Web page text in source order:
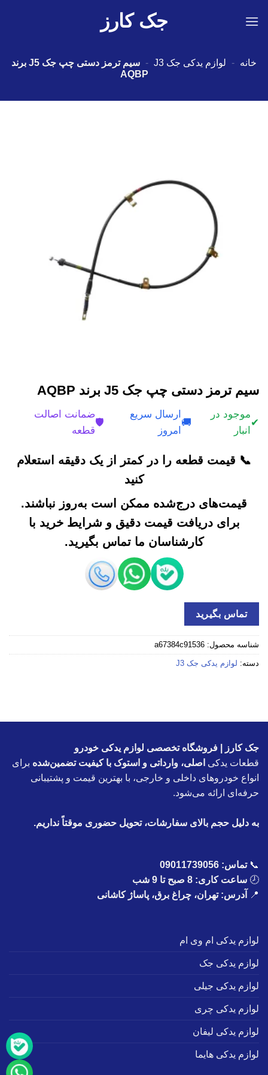
جک کارز
خانه - لوازم یدکی جک J3 -
سیم ترمز دستی چپ جک J5 برند
AQBP
سیم ترمز دستی چپ جک J5 برند AQBP
✔
موجود در
انبار
🚚
ارسال سریع
امروز
🛡️
ضمانت اصالت
قطعه
📞 قیمت قطعه را در کمتر از یک دقیقه استعلام
کنید
قیمت‌های درج‌شده ممکن است به‌روز نباشند.
برای دریافت قیمت دقیق و شرایط خرید با
کارشناسان ما تماس بگیرید.
تماس بگیرید
شناسه محصول: a67384c91536
دسته: لوازم یدکی جک J3
جک کارز | فروشگاه تخصصی لوازم یدکی خودرو
قطعات یدکی اصلی، وارداتی و استوک با کیفیت تضمین‌شده برای
انواع خودروهای داخلی و خارجی، با بهترین قیمت و پشتیبانی
حرفه‌ای ارائه می‌شود.
به دلیل حجم بالای سفارشات، تحویل حضوری موقتاً نداریم.
📞تماس: 09011739056
🕗 ساعت کاری: 8 صبح تا 9 شب
📍
آدرس: تهران، چراغ برق، پاساژ کاشانی
لوازم یدکی ام وی ام
لوازم یدکی جک
لوازم یدکی جیلی
لوازم یدکی چری
لوازم یدکی لیفان
لوازم یدکی هایما